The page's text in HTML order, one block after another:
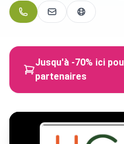
Jusqu'à -70% ici
partenaires